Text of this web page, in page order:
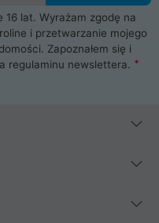
16 lat. Wyrażam zgodę na
i przetwarzanie mojego
Zapoznałem się i
regulaminu newslettera.